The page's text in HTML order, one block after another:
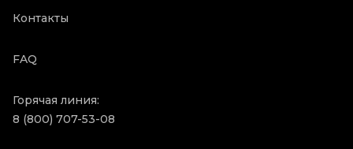
Контакты
FAQ
Горячая линия:
8 (800) 707-53-08